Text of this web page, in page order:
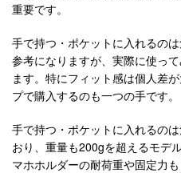
重要です。
手で持つ・ポケットに入れるの
参考になりますが、実際に使っ
ます。特にフィット感は個人差
プで購入するのも一つの手です。
手で持つ・ポケットに入れるの
おり、重量も200gを超えるモデ
マホホルダーの耐荷重や固定力